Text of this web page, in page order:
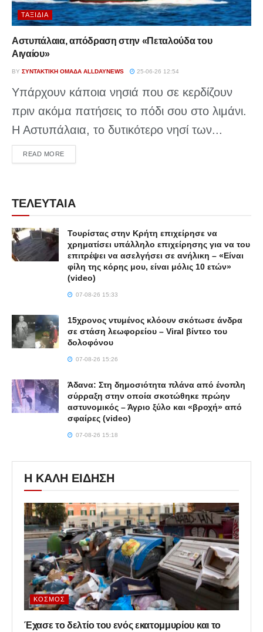
ΤΑΞΊΔΙΑ
Αστυπάλαια, απόδραση στην «Πεταλούδα του
Αιγαίου»
BY ΣΥΝΤΑΚΤΙΚΉ ΟΜΆΔΑ ALLDAYNEWS 25-06-26 12:54
Υπάρχουν κάποια νησιά που σε κερδίζουν
πριν ακόμα πατήσεις το πόδι σου στο λιμάνι.
Η Αστυπάλαια, το δυτικότερο νησί των...
READ MOREDETAILS
ΤΕΛΕΥΤΑΙΑ
Τουρίστας στην Κρήτη επιχείρησε να
χρηματίσει υπάλληλο επιχείρησης για να του
επιτρέψει να ασελγήσει σε ανήλικη – «Είναι
φίλη της κόρης μου, είναι μόλις 10 ετών»
(video)
07-08-26 15:33
15χρονος ντυμένος κλόουν σκότωσε άνδρα
σε στάση λεωφορείου – Viral βίντεο του
δολοφόνου
07-08-26 15:26
Άδανα: Στη δημοσιότητα πλάνα από ένοπλη
σύρραξη στην οποία σκοτώθηκε πρώην
αστυνομικός – Άγριο ξύλο και «βροχή» από
σφαίρες (video)
07-08-26 15:18
Η ΚΑΛΗ ΕΙΔΗΣΗ
ΚΌΣΜΟΣ
Έχασε το δελτίο του ενός εκατομμυρίου και το